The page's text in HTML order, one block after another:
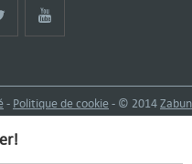
- Politique de cookie- © 2014Zabun